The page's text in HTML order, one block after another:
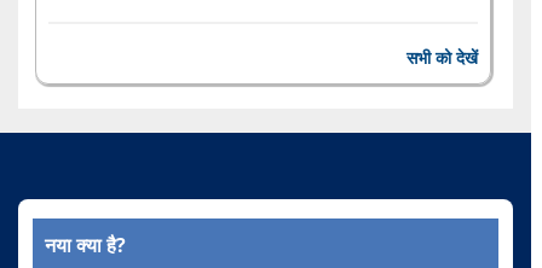
सभी को देखें
नया क्या है?